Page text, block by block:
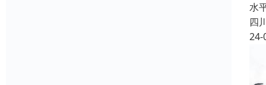
水
四
24-